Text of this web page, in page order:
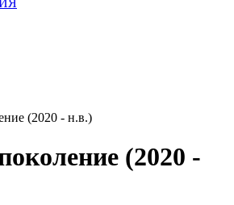
(2020 - н.в.)
(2020 -